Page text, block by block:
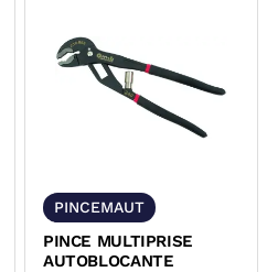
PINCEMAUT
PINCE MULTIPRISE
AUTOBLOCANTE